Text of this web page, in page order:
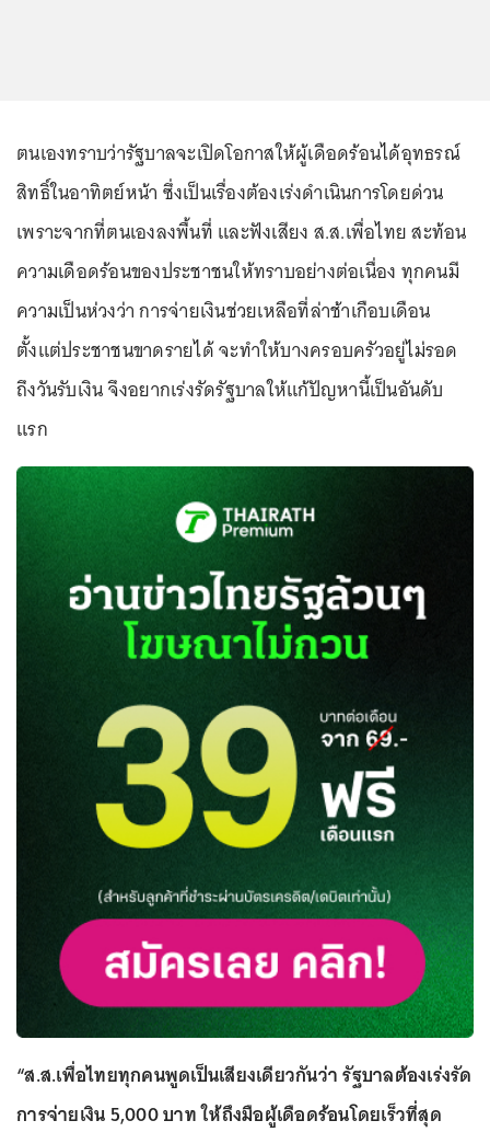
ตนเองทราบว่ารัฐบาลจะเปิดโอกาสให้ผู้เดือดร้อนได้อุทธรณ์
สิทธิ์ในอาทิตย์หน้า ซึ่งเป็นเรื่องต้องเร่งดำเนินการโดยด่วน
เพราะจากที่ตนเองลงพื้นที่ และฟังเสียง ส.ส.เพื่อไทย สะท้อน
ความเดือดร้อนของประชาชนให้ทราบอย่างต่อเนื่อง ทุกคนมี
ความเป็นห่วงว่า การจ่ายเงินช่วยเหลือที่ล่าช้าเกือบเดือน
ตั้งแต่ประชาชนขาดรายได้ จะทำให้บางครอบครัวอยู่ไม่รอด
ถึงวันรับเงิน จึงอยากเร่งรัดรัฐบาลให้แก้ปัญหานี้เป็นอันดับ
แรก
“ส.ส.เพื่อไทยทุกคนพูดเป็นเสียงเดียวกันว่า รัฐบาลต้องเร่งรัด
การจ่ายเงิน 5,000 บาท ให้ถึงมือผู้เดือดร้อนโดยเร็วที่สุด